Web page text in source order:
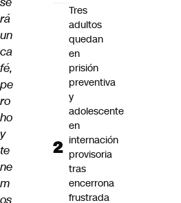
rá
un
ca
fé,
pe
ro
ho
y
te
ne
m
os
Tres
adultos
quedan
en
prisión
preventiva
y
adolescente
en
internación
provisoria
tras
encerrona
frustrada